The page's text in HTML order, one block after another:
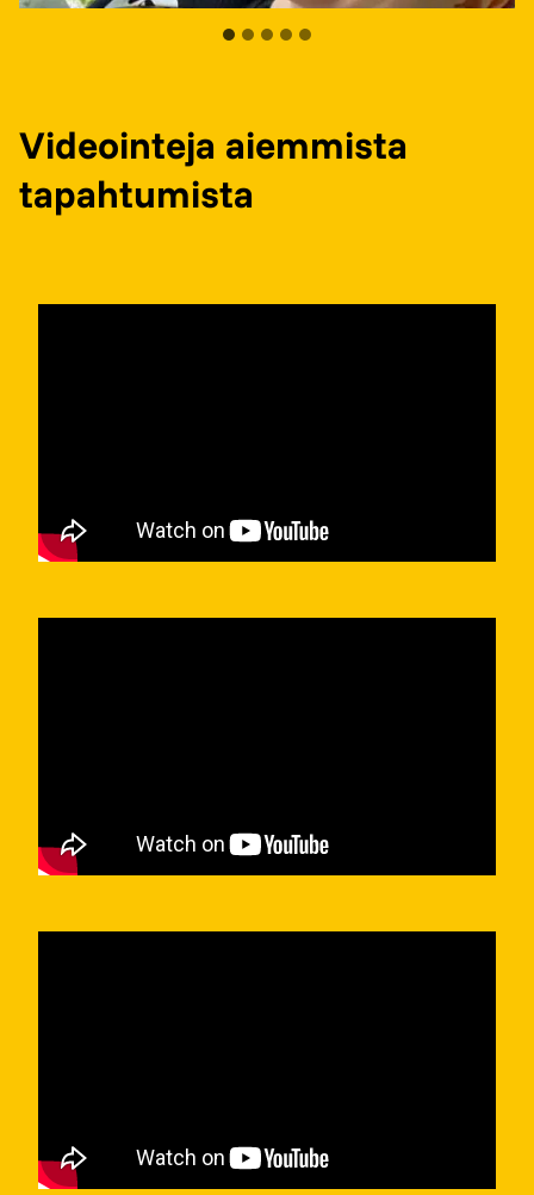
Videointeja aiemmista
tapahtumista